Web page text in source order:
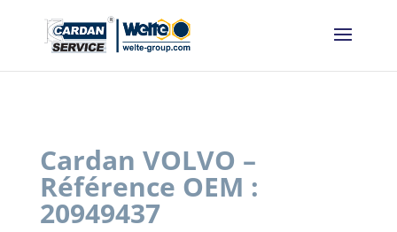
Cardan VOLVO –
Référence OEM :
20949437